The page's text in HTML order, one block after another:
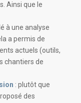
Ainsi que le
à une analyse
a permis de
actuels (outils,
chantiers de
: plutôt que
des